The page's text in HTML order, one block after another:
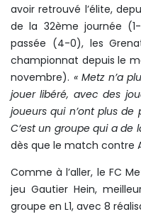
avoir retrouvé l’élite,
de la 32ème journée
passée (4-0), les
championnat depuis le
novembre). « Metz n’a
jouer libéré, avec des
joueurs qui n’ont plus de
C’est un groupe qui a de
dès que le match contre
Comme à l’aller, le FC
jeu Gautier Hein,
groupe en L1, avec 8